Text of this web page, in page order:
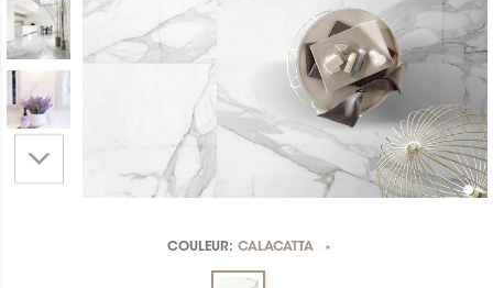
COULEUR: CALACATTA *